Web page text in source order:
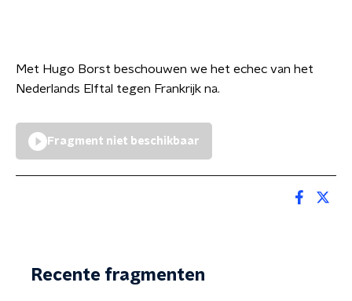
Met Hugo Borst beschouwen we het echec van het
Nederlands Elftal tegen Frankrijk na.
Fragment niet beschikbaar
Recente fragmenten